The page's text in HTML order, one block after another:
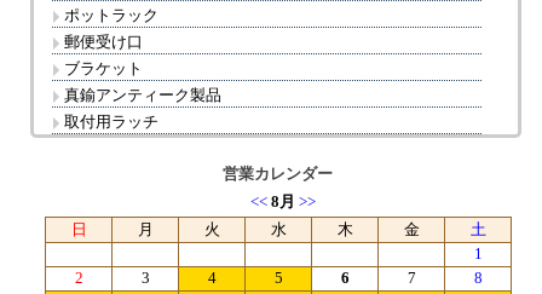
ポットラック
郵便受け口
ブラケット
真鍮アンティーク製品
取付用ラッチ
営業カレンダー